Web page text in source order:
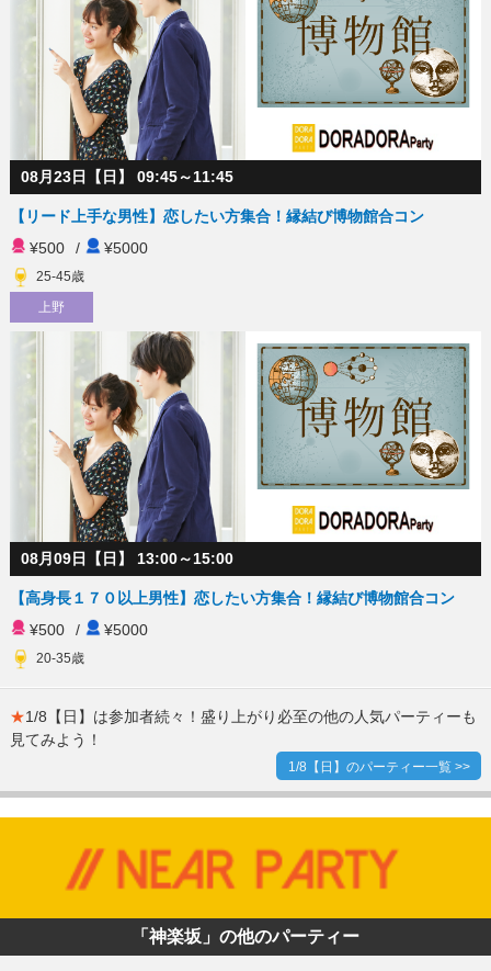
08月23日【日】 09:45～11:45
【リード上手な男性】恋したい方集合！縁結び博物館合コン
¥500
/ ¥5000
25-45歳
上野
08月09日【日】 13:00～15:00
【高身長１７０以上男性】恋したい方集合！縁結び博物館合コン
¥500
/ ¥5000
20-35歳
★1/8【日】は参加者続々！盛り上がり必至の他の人気パーティーも
見てみよう！
1/8【日】のパーティー一覧 >>
「神楽坂」の他のパーティー